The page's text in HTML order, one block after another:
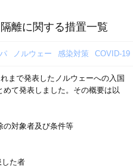
離に関する措置一覧
ノルウェー 感染対策 COVID-19
まで発表したノルウェーへの入国
て発表しました。その概要は以
対象者及び条件等
た者